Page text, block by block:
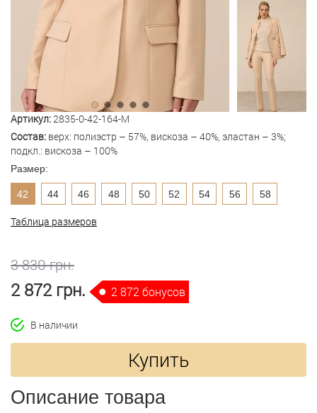
Артикул:2835-0-42-164-M
Состав: верх: полиэстр – 57%, вискоза – 40%, эластан – 3%;
подкл.: вискоза – 100%
Размер:
42 44 46 48 50 52 54 56 58
Таблица размеров
3 830 грн.
2 872 грн. 2 872 бонусов
В наличии
Купить
Описание товара